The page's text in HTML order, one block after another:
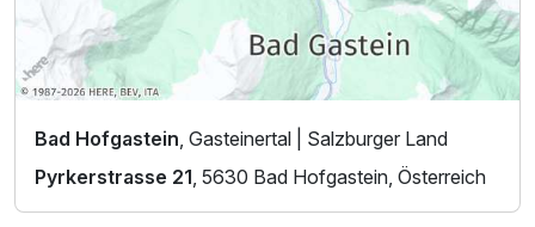
Bad Hofgastein, Gasteinertal | Salzburger Land
Pyrkerstrasse 21, 5630 Bad Hofgastein, Österreich